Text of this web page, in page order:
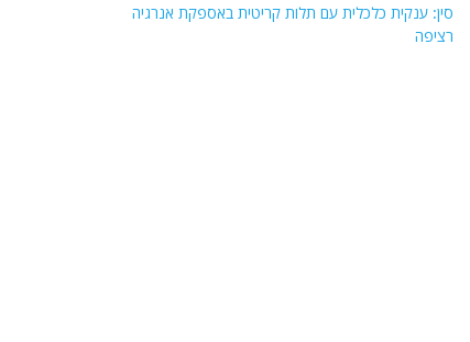
סין: ענקית כלכלית עם תלות קריטית באספקת אנרגיה
רציפה